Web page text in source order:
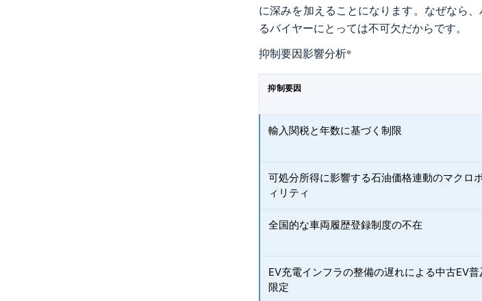
に深みを加えることになります。なぜなら
るバイヤーにとっては不可欠だからです。
抑制要因影響分析*
抑制要因
輸入関税と年数に基づく制限
可処分所得に影響する石油価格連動のマクロ
ィリティ
全国的な車両履歴登録制度の不在
EV充電インフラの整備の遅れによる中古EV普
限定